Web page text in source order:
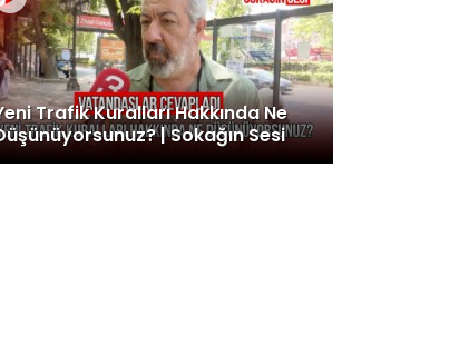
Trafik Kuralları Hakkında Ne
| Sokağın Sesi